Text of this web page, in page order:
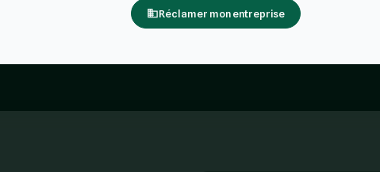
Réclamer mon entreprise